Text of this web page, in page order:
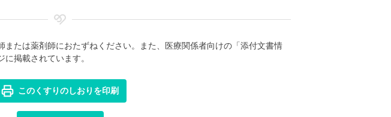
または薬剤師におたずねください。また、医療関係者向けの「添付文書情
掲載されています。
このくすりのしおりを印刷